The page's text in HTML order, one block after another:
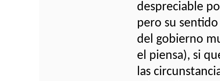
despreciable
pero su
del gobierno
el piensa), si
las